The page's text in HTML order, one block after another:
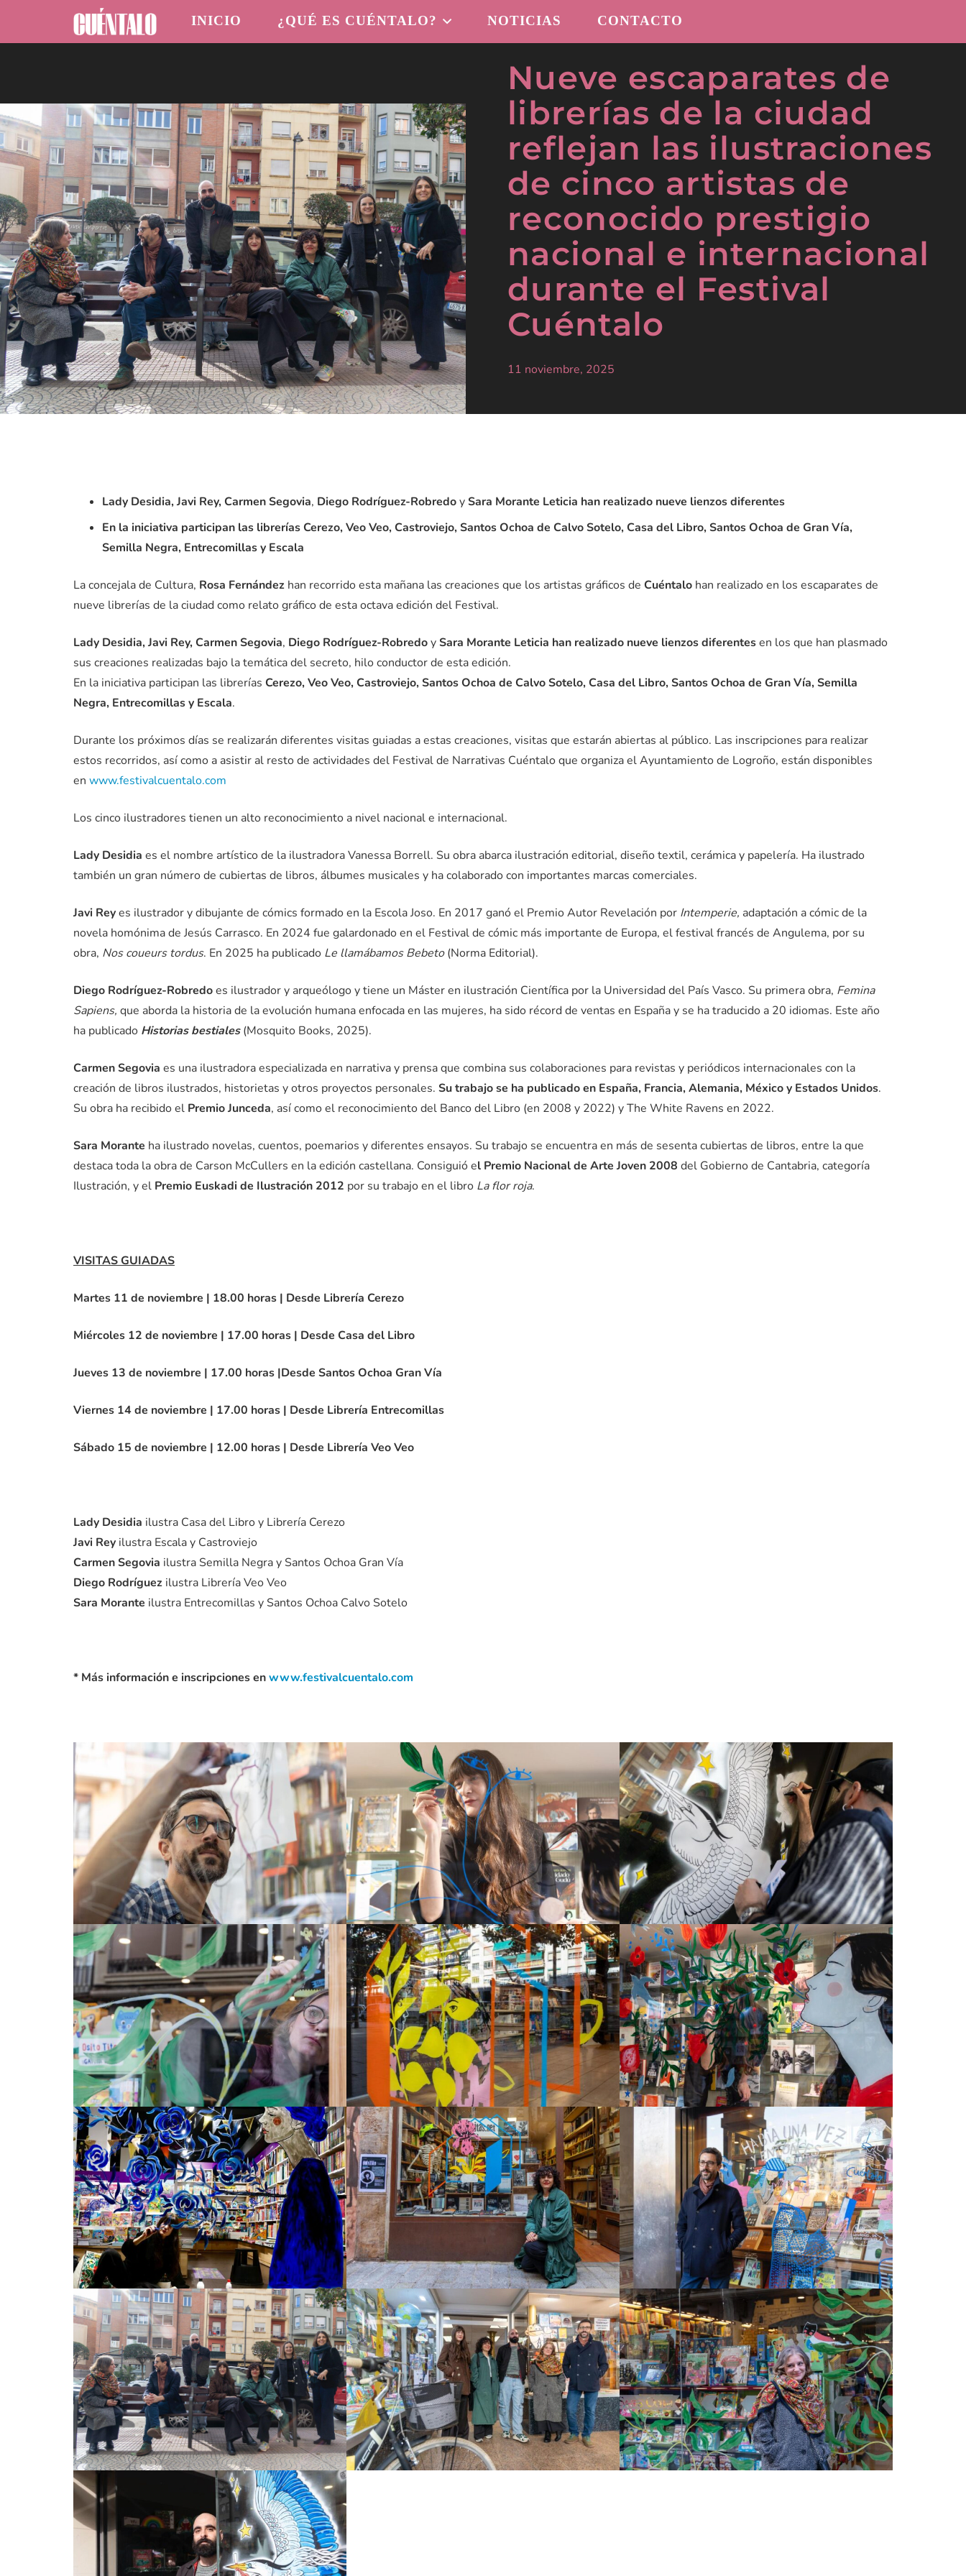
INICIO ¿QUÉ ES CUÉNTALO? NOTICIAS CONTACTO
Nueve escaparates de
librerías de la ciudad
reflejan las ilustraciones
de cinco artistas de
reconocido prestigio
nacional e internacional
durante el Festival
Cuéntalo
11 noviembre, 2025
Lady Desidia, Javi Rey, Carmen Segovia, Diego Rodríguez-RobredoySara Morante Leticia han realizado nueve lienzos diferentes
En la iniciativa participan las libreríasCerezo, Veo Veo, Castroviejo, Santos Ochoa de Calvo Sotelo, Casa del Libro, Santos Ochoa de Gran Vía,
Semilla Negra, Entrecomillas y Escala
La concejala de Cultura, Rosa Fernández han recorrido esta mañana las creaciones que los artistas gráficos de Cuéntalo han realizado en los escaparates de
nueve librerías de la ciudad como relato gráfico de esta octava edición del Festival.
Lady Desidia, Javi Rey, Carmen Segovia, Diego Rodríguez-RobredoySara Morante Leticia han realizado nueve lienzos diferentesen los que han plasmado
sus creaciones realizadas bajo la temática del secreto, hilo conductor de esta edición.
En la iniciativa participan las librerías Cerezo, Veo Veo, Castroviejo, Santos Ochoa de Calvo Sotelo, Casa del Libro, Santos Ochoa de Gran Vía, Semilla
Negra, Entrecomillas y Escala.
Durante los próximos días se realizarán diferentes visitas guiadas a estas creaciones, visitas que estarán abiertas al público. Las inscripciones para realizar
estos recorridos, así como a asistir al resto de actividades del Festival de Narrativas Cuéntalo que organiza el Ayuntamiento de Logroño, están disponibles
en www.festivalcuentalo.com
Los cinco ilustradores tienen un alto reconocimiento a nivel nacional e internacional.
Lady Desidia es el nombre artístico de la ilustradora Vanessa Borrell. Su obra abarca ilustración editorial, diseño textil, cerámica y papelería. Ha ilustrado
también un gran número de cubiertas de libros, álbumes musicales y ha colaborado con importantes marcas comerciales.
Javi Reyes ilustrador y dibujante de cómics formado en la Escola Joso. En 2017 ganó el Premio Autor Revelación por Intemperie, adaptación a cómic de la
novela homónima de Jesús Carrasco. En 2024 fue galardonado en el Festival de cómic más importante de Europa, el festival francés de Angulema, por su
obra, Nos coueurs tordus. En 2025 ha publicado Le llamábamos Bebeto(Norma Editorial).
Diego Rodríguez-Robredoes ilustrador y arqueólogo y tiene un Máster en ilustración Científica por la Universidad del País Vasco. Su primera obra, Femina
Sapiens, que aborda la historia de la evolución humana enfocada en las mujeres, ha sido récord de ventas en España y se ha traducido a 20 idiomas. Este año
ha publicado Historias bestiales(Mosquito Books, 2025).
Carmen Segovia es una ilustradora especializada en narrativa y prensa que combina sus colaboraciones para revistas y periódicos internacionales con la
creación de libros ilustrados, historietas y otros proyectos personales. Su trabajo se ha publicadoen España, Francia, Alemania, México y Estados Unidos.
Su obra ha recibido el Premio Junceda, así como el reconocimiento del Banco del Libro (en 2008 y 2022) y The White Ravens en 2022.
Sara Morante ha ilustrado novelas, cuentos, poemarios y diferentes ensayos. Su trabajo se encuentra en más de sesenta cubiertas de libros, entre la que
destaca toda la obra de Carson McCullers en la edición castellana. Consiguió el Premio Nacional de Arte Joven 2008 del Gobierno de Cantabria, categoría
Ilustración, y el Premio Euskadi de Ilustración 2012 por su trabajo en el libro La flor roja.
VISITAS GUIADAS
Martes 11 de noviembre | 18.00 horas | Desde Librería Cerezo
Miércoles 12 de noviembre | 17.00 horas | Desde Casa del Libro
Jueves 13 de noviembre | 17.00 horas |Desde Santos Ochoa Gran Vía
Viernes 14 de noviembre | 17.00 horas | Desde Librería Entrecomillas
Sábado 15 de noviembre | 12.00 horas | Desde Librería Veo Veo
Lady Desidia ilustra Casa del Libro y Librería Cerezo
Javi Rey ilustra Escala y Castroviejo
Carmen Segovia ilustra Semilla Negra y Santos Ochoa Gran Vía
Diego Rodríguez ilustra Librería Veo Veo
Sara Morante ilustra Entrecomillas y Santos Ochoa Calvo Sotelo
* Más información e inscripciones enwww.festivalcuentalo.com